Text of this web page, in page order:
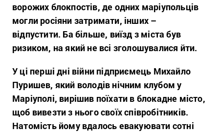
ворожих блокпостів, де одних маріупольців
могли росіяни затримати, інших –
відпустити. Ба більше, виїзд з міста був
ризиком, на який не всі зголошувалися йти.
У ці перші дні війни підприємець Михайло
Пуришев, який володів нічним клубом у
Маріуполі, вирішив поїхати в блокадне місто,
щоб вивезти з нього своїх співробітників.
Натомість йому вдалось евакуювати сотні